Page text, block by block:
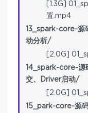
[1.3G]
置.mp4
13_spark-core-
动分析/
[2.0G]
14_spark-core-
交、Driver启动/
[2.0G]
15_park-core-源